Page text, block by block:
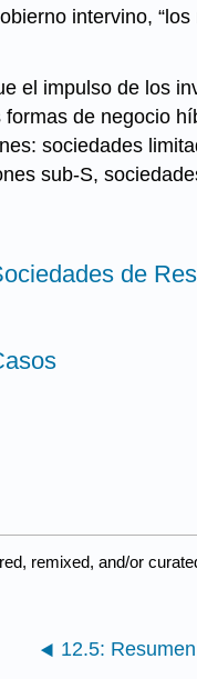
intervino,
el impulso de los
de negocio
sociedades
sub-S,
de
remixed, and/or
12.5: